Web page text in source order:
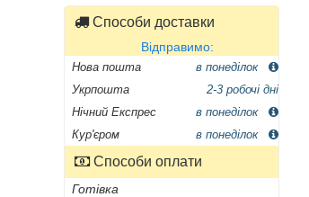
Способи доставки
Відправимо:
Нова пошта
в понеділок
Укрпошта
2-3 робочі дні
Нічний Експрес
в понеділок
Кур'єром
в понеділок
Способи оплати
Готівка